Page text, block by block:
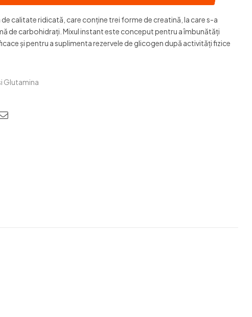
calitate ridicată, care conține trei forme de creatină, la care s-a
de carbohidrați. Mixul instant este conceput pentru a îmbunătăți
și pentru a suplimenta rezervele de glicogen după activități fizice
Glutamina
e-mail